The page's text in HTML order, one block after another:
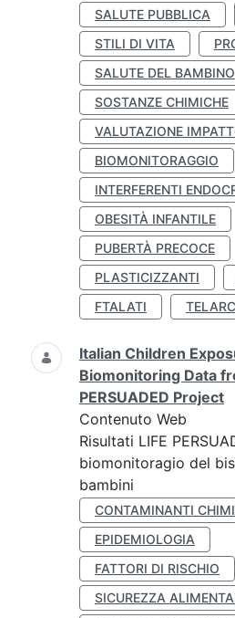
SALUTE PUBBLICA
STILI DI VITA
SALUTE DEL BAMBINO
SOSTANZE CHIMICHE
VALUTAZIONE
BIOMONITORAGGIO
INTERFERENTI
OBESITÀ INFANTILE
PUBERTÀ PRECOCE
PLASTICIZZANTI
FTALATI
Italian Children
Biomonitoring Data
PERSUADED Project
Contenuto Web
Risultati LIFE
biomonitoragio del
bambini
CONTAMINANTI
EPIDEMIOLOGIA
FATTORI DI RISCHIO
SICUREZZA